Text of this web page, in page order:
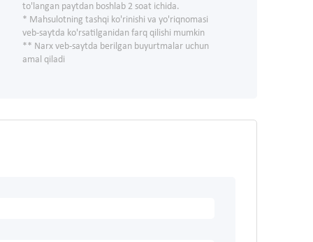
to'langan paytdan boshlab 2 soat ichida.
* Mahsulotning tashqi ko'rinishi va yo'riqnomasi
veb-saytda ko'rsatilganidan farq qilishi mumkin
** Narx veb-saytda berilgan buyurtmalar uchun
amal qiladi